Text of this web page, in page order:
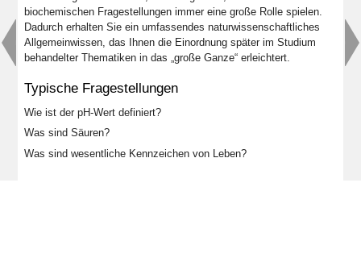
biochemischen Fragestellungen immer eine große Rolle spielen.
Dadurch erhalten Sie ein umfassendes naturwissenschaftliches
Allgemeinwissen, das Ihnen die Einordnung später im Studium
behandelter Thematiken in das „große Ganze“ erleichtert.
Typische Fragestellungen
Wie ist der pH-Wert definiert?
Was sind Säuren?
Was sind wesentliche Kennzeichen von Leben?